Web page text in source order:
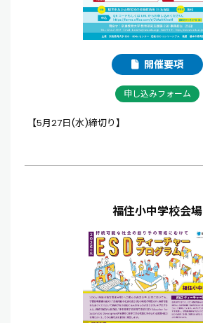
開催要項
申し込みフォーム
【5月27日(水)締切り】
福住小中学校会場